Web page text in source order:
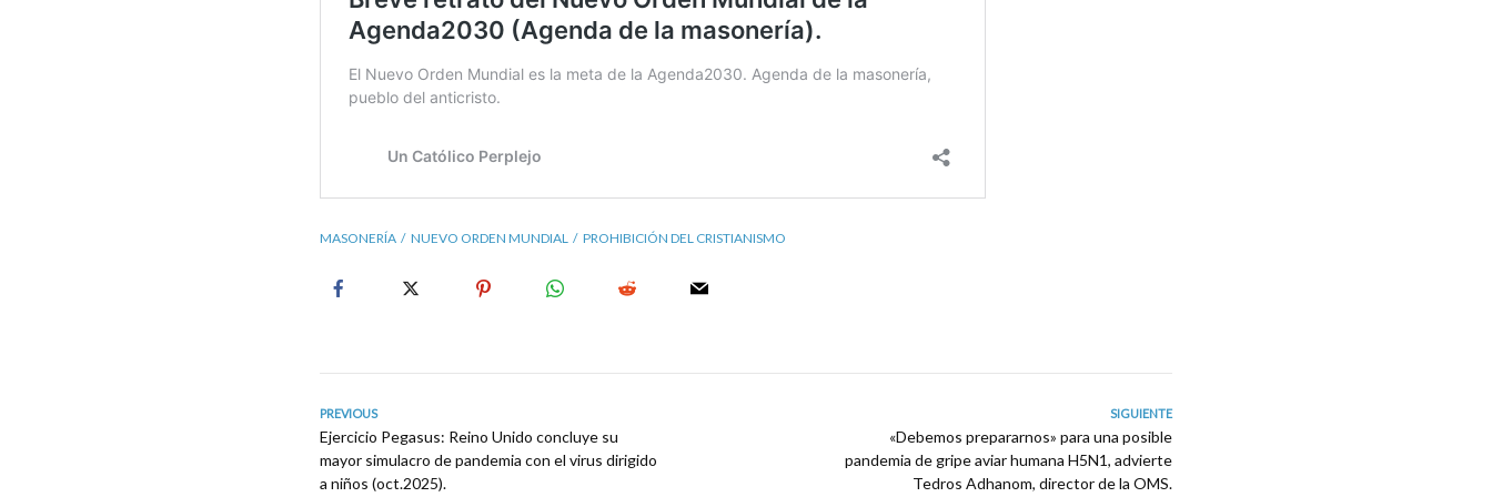
MASONERÍA NUEVO ORDEN MUNDIAL PROHIBICIÓN DEL CRISTIANISMO
PREVIOUS
Ejercicio Pegasus: Reino Unido concluye su
mayor simulacro de pandemia con el virus dirigido
a niños (oct.2025).
SIGUIENTE
«Debemos prepararnos» para una posible
pandemia de gripe aviar humana H5N1, advierte
Tedros Adhanom, director de la OMS.